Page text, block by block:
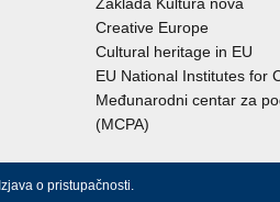
Creative Europe
Cultural heritage in EU
EU National Institutes for
Međunarodni centar za
(MCPA)
Izjava o pristupačnosti.